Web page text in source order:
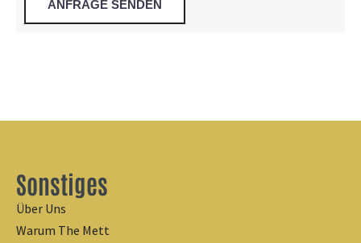
Sonstiges
Über Uns
Warum The Mett